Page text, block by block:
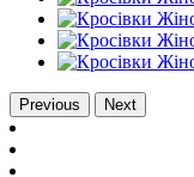
Previous Next